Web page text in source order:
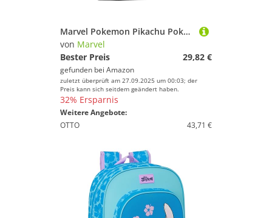
Marvel Pokemon Pikachu Pokeball Schulrucksack für Kinder, Schwarz, Schwarz, schwarz, Talla única, Casual
von Marvel
Bester Preis
29,82 €
gefunden bei Amazon
zuletzt überprüft am 27.09.2025 um 00:03; der
Preis kann sich seitdem geändert haben.
32% Ersparnis
Weitere Angebote:
OTTO
43,71 €